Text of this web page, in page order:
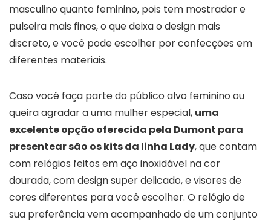
masculino quanto feminino, pois tem mostrador e
pulseira mais finos, o que deixa o design mais
discreto, e você pode escolher por confecções em
diferentes materiais.
Caso você faça parte do público alvo feminino ou
queira agradar a uma mulher especial, uma
excelente opção oferecida pela Dumont para
presentear são os kits da linha Lady, que contam
com relógios feitos em aço inoxidável na cor
dourada, com design super delicado, e visores de
cores diferentes para você escolher. O relógio de
sua preferência vem acompanhado de um conjunto